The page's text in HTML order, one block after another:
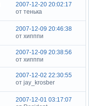
2007-12-20 20:02:17
от тенька
2007-12-09 20:46:38
от хипппи
2007-12-09 20:38:56
от хипппи
2007-12-02 22:30:55
от jay_krosber
2007-12-01 03:17:07